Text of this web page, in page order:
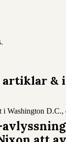
artiklar &